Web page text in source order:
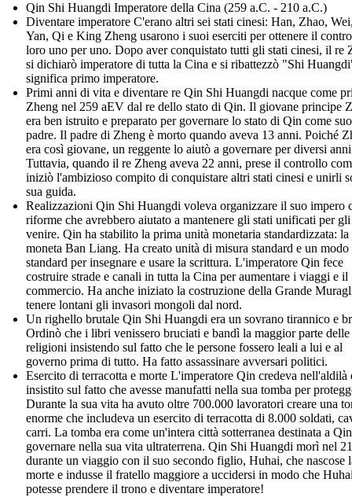
Qin Shi Huangdi Imperatore della Cina (259 a.C. - 210 a.C.)
Diventare imperatore C'erano altri sei stati cinesi: Han, Zhao,
Yan, Qi e King Zheng usarono i suoi eserciti per ottenere il
loro uno per uno. Dopo aver conquistato tutti gli stati cinesi, il re
si dichiarò imperatore di tutta la Cina e si ribattezzò "Shi
significa primo imperatore.
Primi anni di vita e diventare re Qin Shi Huangdi nacque come
Zheng nel 259 aEV dal re dello stato di Qin. Il giovane principe
era ben istruito e preparato per governare lo stato di Qin come suo
padre. Il padre di Zheng è morto quando aveva 13 anni. Poiché
era così giovane, un reggente lo aiutò a governare per diversi
Tuttavia, quando il re Zheng aveva 22 anni, prese il controllo
iniziò l'ambizioso compito di conquistare altri stati cinesi e unirli
sua guida.
Realizzazioni Qin Shi Huangdi voleva organizzare il suo impero
riforme che avrebbero aiutato a mantenere gli stati unificati per
venire. Qin ha stabilito la prima unità monetaria standardizzata: la
moneta Ban Liang. Ha creato unità di misura standard e un modo
standard per insegnare e usare la scrittura. L'imperatore Qin fece
costruire strade e canali in tutta la Cina per aumentare i viaggi e il
commercio. Ha anche iniziato la costruzione della Grande
tenere lontani gli invasori mongoli dal nord.
Un righello brutale Qin Shi Huangdi era un sovrano tirannico e
Ordinò che i libri venissero bruciati e bandì la maggior parte delle
religioni insistendo sul fatto che le persone fossero leali a lui e al
governo prima di tutto. Ha fatto assassinare avversari politici.
Esercito di terracotta e morte L'imperatore Qin credeva nell'aldilà
insistito sul fatto che avesse manufatti nella sua tomba per
Durante la sua vita ha avuto oltre 700.000 lavoratori creare una
enorme che includeva un esercito di terracotta di 8.000 soldati,
carri. La tomba era come un'intera città sotterranea destinata a
governare nella sua vita ultraterrena. Qin Shi Huangdi morì nel
durante un viaggio con il suo secondo figlio, Huhai, che nascose
morte e indusse il fratello maggiore a uccidersi in modo che
potesse prendere il trono e diventare imperatore!